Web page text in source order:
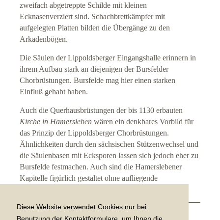
Diese Website verwendet Cookies nur bei
Reisesegen für Gäste
Datenschutz
Links
zweifach abgetreppte Schilde mit kleinen
Ecknasenverziert sind. Schachbrettkämpfer mit
aufgelegten Platten bilden die Übergänge zu den
Arkadenbögen.
Die Säulen der Lippoldsberger Eingangshalle erinnern in
ihrem Aufbau stark an diejenigen der Bursfelder
Chorbrüstungen. Bursfelde mag hier einen starken
Einfluß gehabt haben.
Auch die Querhausbrüstungen der bis 1130 erbauten
Kirche in Hamersleben wären ein denkbares Vorbild für
das Prinzip der Lippoldsberger Chorbrüstungen.
Ähnlichkeiten durch den sächsischen Stützenwechsel und
die Säulenbasen mit Ecksporen lassen sich jedoch eher zu
Bursfelde festmachen. Auch sind die Hamerslebener
Kapitelle figürlich gestaltet ohne aufliegende